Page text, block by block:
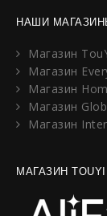
НАШИ
Магазин
Магазин
Магазин
Магазин
Магазин
МАГАЗИН